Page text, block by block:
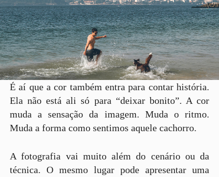
É aí que a cor também entra para contar história.
Ela não está ali só para “deixar bonito”. A cor
muda a sensação da imagem. Muda o ritmo.
Muda a forma como sentimos aquele cachorro.
A fotografia vai muito além do cenário ou da
técnica. O mesmo lugar pode apresentar uma